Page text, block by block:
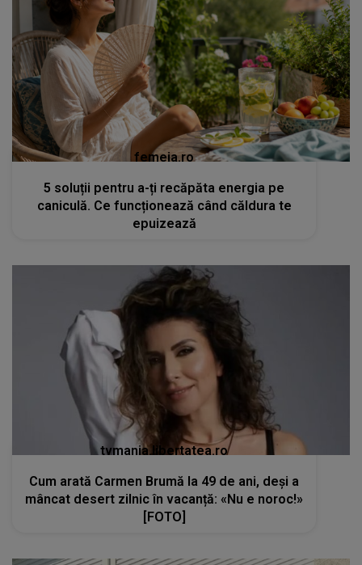
femeia.ro
5 soluții pentru a-ți recăpăta energia pe
caniculă. Ce funcționează când căldura te
epuizează
tvmania.libertatea.ro
Cum arată Carmen Brumă la 49 de ani, deși a
mâncat desert zilnic în vacanță: «Nu e noroc!»
[FOTO]